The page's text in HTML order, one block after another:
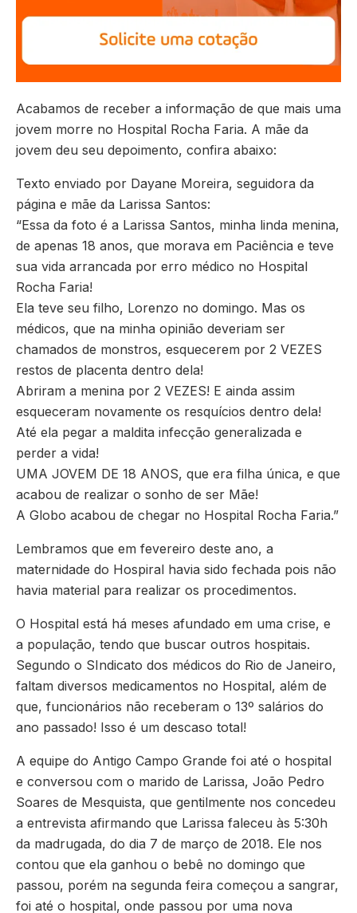
Acabamos de receber a informação de que mais uma
jovem morre no Hospital Rocha Faria. A mãe da
jovem deu seu depoimento, confira abaixo:
Texto enviado por Dayane Moreira, seguidora da
página e mãe da Larissa Santos:
“Essa da foto é a Larissa Santos, minha linda menina,
de apenas 18 anos, que morava em Paciência e teve
sua vida arrancada por erro médico no Hospital
Rocha Faria!
Ela teve seu filho, Lorenzo no domingo. Mas os
médicos, que na minha opinião deveriam ser
chamados de monstros, esquecerem por 2 VEZES
restos de placenta dentro dela!
Abriram a menina por 2 VEZES! E ainda assim
esqueceram novamente os resquícios dentro dela!
Até ela pegar a maldita infecção generalizada e
perder a vida!
UMA JOVEM DE 18 ANOS, que era filha única, e que
acabou de realizar o sonho de ser Mãe!
A Globo acabou de chegar no Hospital Rocha Faria.”
Lembramos que em fevereiro deste ano, a
maternidade do Hospiral havia sido fechada pois não
havia material para realizar os procedimentos.
O Hospital está há meses afundado em uma crise, e
a população, tendo que buscar outros hospitais.
Segundo o SIndicato dos médicos do Rio de Janeiro,
faltam diversos medicamentos no Hospital, além de
que, funcionários não receberam o 13º salários do
ano passado! Isso é um descaso total!
A equipe do Antigo Campo Grande foi até o hospital
e conversou com o marido de Larissa, João Pedro
Soares de Mesquista, que gentilmente nos concedeu
a entrevista afirmando que Larissa faleceu às 5:30h
da madrugada, do dia 7 de março de 2018. Ele nos
contou que ela ganhou o bebê no domingo que
passou, porém na segunda feira começou a sangrar,
foi até o hospital, onde passou por uma nova